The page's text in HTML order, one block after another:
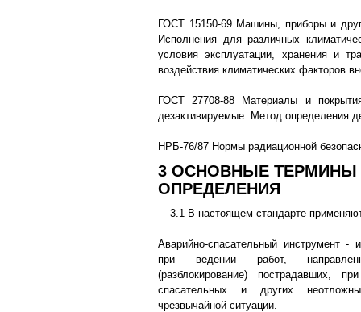
ГОСТ 15150-69 Машины, приборы и
Исполнения для различных
условия эксплуатации, хранения и
воздействия климатических факторов
ГОСТ 27708-88 Материалы и
дезактивируемые. Метод определения
НРБ-76/87 Нормы радиационной
3 ОСНОВНЫЕ ТЕРМИНЫ
ОПРЕДЕЛЕНИЯ
3.1 В настоящем стандарте
Аварийно-спасательный инструмент -
при ведении работ,
(разблокирование) пострадавших,
спасательных и других
чрезвычайной ситуации.